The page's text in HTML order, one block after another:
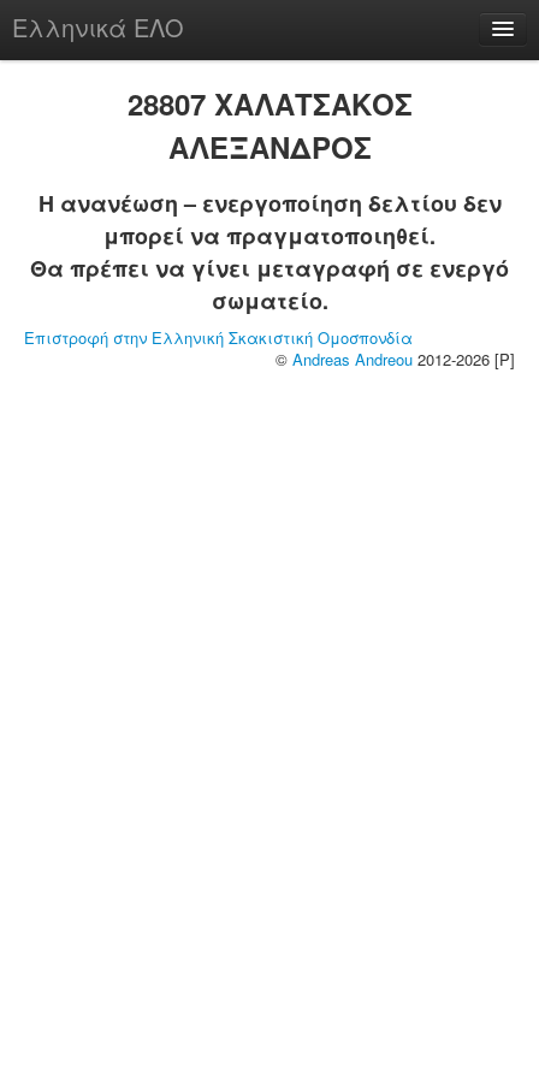
Ελληνικά ΕΛΟ
chesstu.be @ discord
28807 ΧΑΛΑΤΣΑΚΟΣ
ΑΛΕΞΑΝΔΡΟΣ
Η ανανέωση – ενεργοποίηση δελτίου δεν
μπορεί να πραγματοποιηθεί.
Θα πρέπει να γίνει μεταγραφή σε ενεργό
σωματείο.
Επιστροφή στην Ελληνική Σκακιστική Ομοσπονδία
© Andreas Andreou 2012-2026 [P]